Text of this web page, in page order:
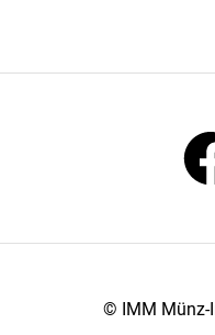
© IMM Münz-